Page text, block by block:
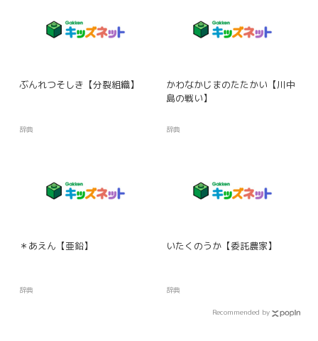
ぶんれつそしき【分裂組織】
辞典
かわなかじまのたたかい【川中
島の戦い】
辞典
＊あえん【亜鉛】
辞典
いたくのうか【委託農家】
辞典
Recommended by